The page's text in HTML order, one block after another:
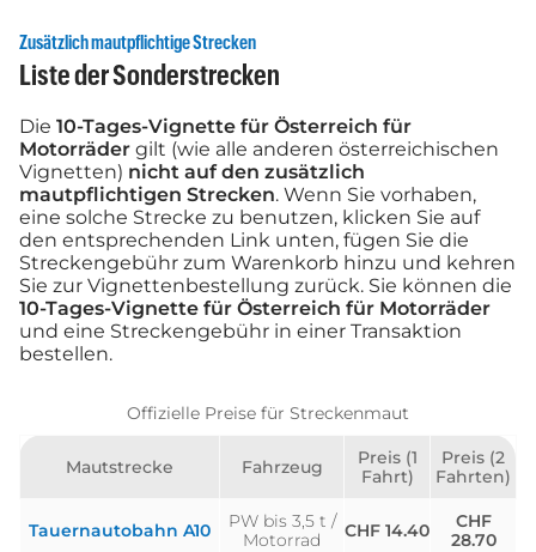
Zusätzlich mautpflichtige Strecken
Liste der Sonderstrecken
Die 10-Tages-Vignette für Österreich für
Motorräder gilt (wie alle anderen österreichischen
Vignetten) nicht auf den zusätzlich
mautpflichtigen Strecken. Wenn Sie vorhaben,
eine solche Strecke zu benutzen, klicken Sie auf
den entsprechenden Link unten, fügen Sie die
Streckengebühr zum Warenkorb hinzu und kehren
Sie zur Vignettenbestellung zurück. Sie können die
10-Tages-Vignette für Österreich für Motorräder
und eine Streckengebühr in einer Transaktion
bestellen.
Offizielle Preise für Streckenmaut
Mautstrecke Fahrzeug
Preis (1
Fahrt)
Preis (2
Fahrten)
Tauernautobahn A10
PW bis 3,5 t /
Motorrad
CHF 14.40
CHF
28.70